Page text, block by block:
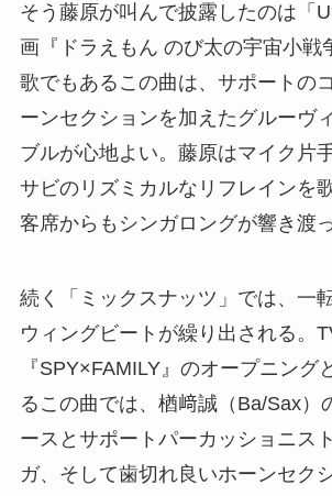
そう藤原が叫んで披露したのは「
画『ドラえもん のび太の宇宙小戦
歌でもあるこの曲は、サポートの
ーンセクションを加えたグルーヴ
ブルが心地よい。藤原はマイク片
サビのリズミカルなリフレインを
客席からもシンガロングが響き渡っ
続く「ミックスナッツ」では、一
ウィングビートが繰り出される。
『SPY×FAMILY』のオープニング
るこの曲では、楢﨑誠（Ba/Sax）
ースとサポートパーカッショニス
ガ、そして歯切れ良いホーンセク